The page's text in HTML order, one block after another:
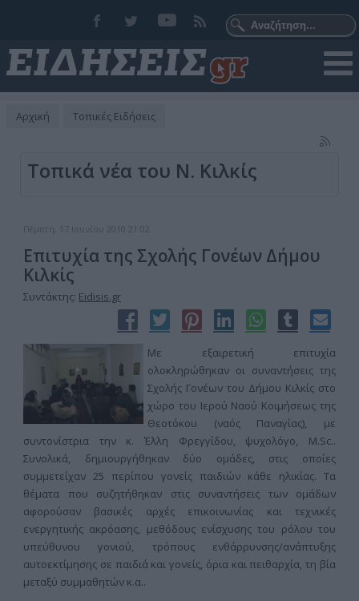
Αρχική Τοπικές Ειδήσεις
Τοπικά νέα του Ν. Κιλκίς
Πέμπτη, 17 Ιουνίου 2010 21:02
Επιτυχία της Σχολής Γονέων Δήμου
Κιλκίς
Συντάκτης: Eidisis.gr
Με εξαιρετική επιτυχία
ολοκληρώθηκαν οι συναντήσεις της
Σχολής Γονέων του Δήμου Κιλκίς στο
χώρο του Ιερού Ναού Κοιμήσεως της
Θεοτόκου (ναός Παναγίας), με
συντονίστρια την κ. Έλλη Φρεγγίδου, ψυχολόγο, M.Sc..
Συνολικά, δημιουργήθηκαν δύο ομάδες, στις οποίες
συμμετείχαν 25 περίπου γονείς παιδιών κάθε ηλικίας. Τα
θέματα που συζητήθηκαν στις συναντήσεις των ομάδων
αφορούσαν βασικές αρχές επικοινωνίας και τεχνικές
ενεργητικής ακρόασης, μεθόδους ενίσχυσης του ρόλου του
υπεύθυνου γονιού, τρόπους ενθάρρυνσης/ανάπτυξης
αυτοεκτίμησης σε παιδιά και γονείς, όρια και πειθαρχία, τη βία
μεταξύ συμμαθητών κ.α..